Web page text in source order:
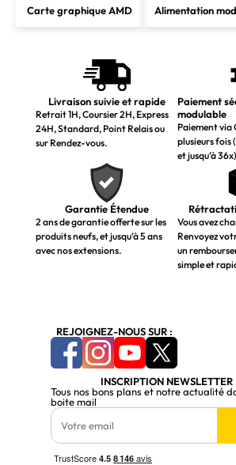
Carte graphique AMD Alimentation
Livraison suivie et rapide
Retrait 1H, Coursier 2H, Express
24H, Standard, Point Relais ou
sur Rendez-vous.
Paiement
modulable
Paiement via
plusieurs fois
et jusqu’à
Garantie Étendue
2 ans de garantie offerte sur les
produits neufs, et jusqu’à 5 ans
avec nos extensions.
Vous avez
Renvoyez
un
simple et
REJOIGNEZ-NOUS SUR :
INSCRIPTION NEWSLETTER
Tous nos bons plans et notre actualité
boite mail